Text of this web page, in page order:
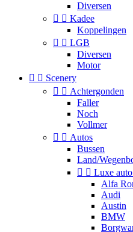
Diversen
  Kadee
Koppelingen
  LGB
Diversen
Motor
  Scenery
  Achtergonden
Faller
Noch
Vollmer
  Autos
Bussen
Land/
  Luxe
Alfa
Audi
Austin
BMW